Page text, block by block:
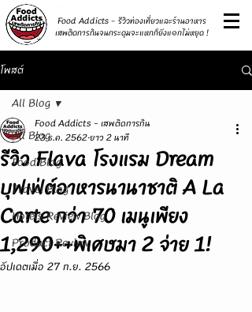
Food Addicts - รีวิวท่องเที่ยวและร้านอาหาร
เสพติดการกินจนกระดุมจะแหกก็ยังแ๑กไม่หยุด !
โพสต์
All Blog
Food Blog
Travel Blog
Hotels Review Blog
Product Review
All Blog
รีวิว Flava โรงแรม Dream
บุฟเฟ่ต์อาหารนานาชาติ A La
Carte กว่า 70 เมนูเพียง
1,290++พิเศษมา 2 จ่าย 1!
Food Addicts - เสพติดการกิน
23 ธ.ค. 2562ยาว 2 นาที
อัปเดตเมื่อ 27 ก.ย. 2566